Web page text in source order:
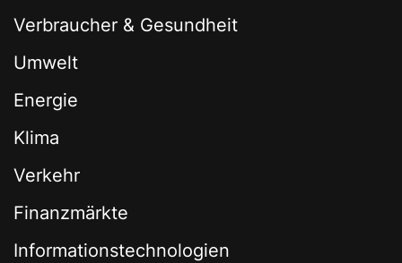
Verbraucher & Gesundheit
Umwelt
Energie
Klima
Verkehr
Finanzmärkte
Informationstechnologien